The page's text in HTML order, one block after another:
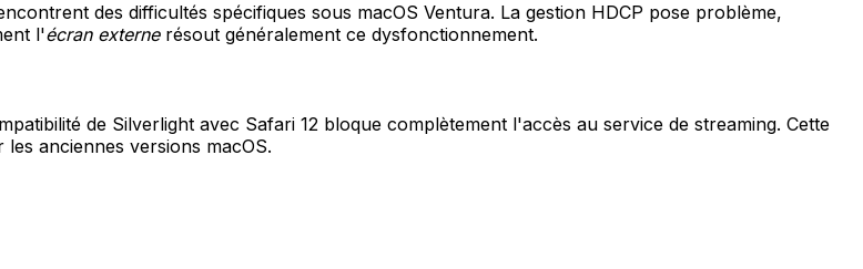
des difficultés spécifiques sous macOS Ventura. La gestion HDCP pose problème,
l'écran externerésout généralement ce dysfonctionnement.
de Silverlight avec Safari 12 bloque complètement l'accès au service de streaming. Cette
anciennes versions macOS.